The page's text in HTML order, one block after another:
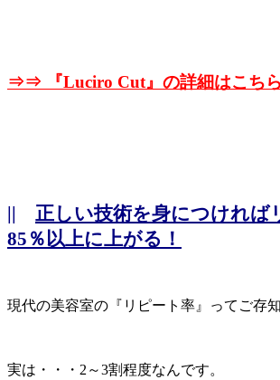
⇒⇒ 『Luciro Cut』の詳細はこちら
|| 正しい技術を身につければ
85％以上に上がる！
現代の美容室の『リピート率』ってご存
実は・・・2～3割程度なんです。